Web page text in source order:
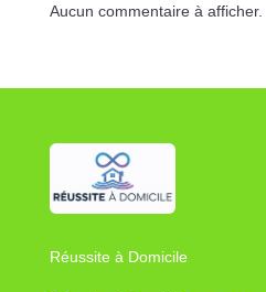
Aucun commentaire à afficher.
Réussite à Domicile